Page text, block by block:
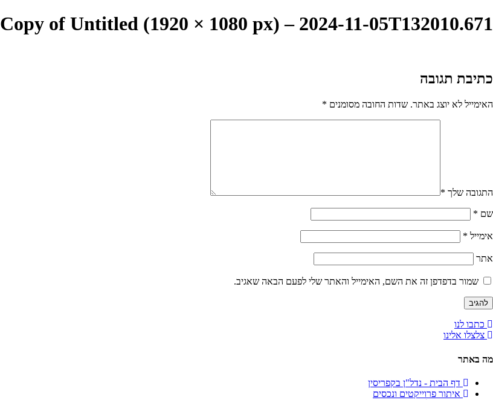
Copy of Untitled (1920 × 1080 px) – 2024-11-05T132010.671
כתיבת תגובה
האימייל לא יוצג באתר. שדות החובה מסומנים *
התגובה שלך *
שם *
אימייל *
אתר
שמור בדפדפן זה את השם, האימייל והאתר שלי לפעם הבאה שאגיב.
כתבו לנו
צלצלו אלינו
מה באתר
דף הבית - נדל"ן בקפריסין
איתור פרוייקטים ונכסים